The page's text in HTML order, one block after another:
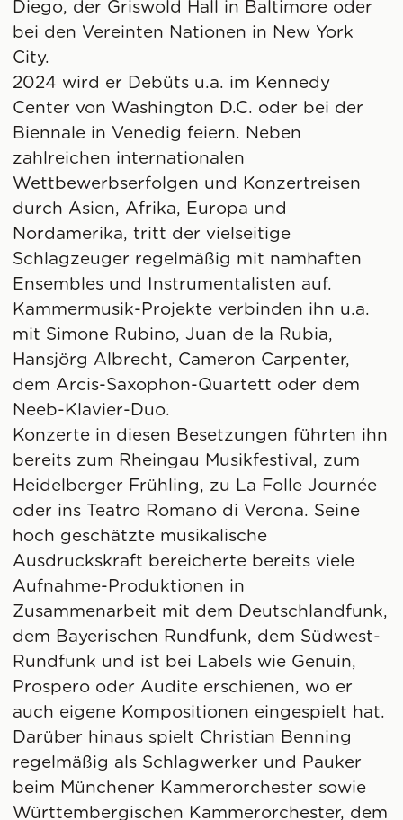
Diego, der Griswold Hall in Baltimore oder
bei den Vereinten Nationen in New York
City.
2024 wird er Debüts u.a. im Kennedy
Center von Washington D.C. oder bei der
Biennale in Venedig feiern. Neben
zahlreichen internationalen
Wettbewerbserfolgen und Konzertreisen
durch Asien, Afrika, Europa und
Nordamerika, tritt der vielseitige
Schlagzeuger regelmäßig mit namhaften
Ensembles und Instrumentalisten auf.
Kammermusik-Projekte verbinden ihn u.a.
mit Simone Rubino, Juan de la Rubia,
Hansjörg Albrecht, Cameron Carpenter,
dem Arcis-Saxophon-Quartett oder dem
Neeb-Klavier-Duo.
Konzerte in diesen Besetzungen führten ihn
bereits zum Rheingau Musikfestival, zum
Heidelberger Frühling, zu La Folle Journée
oder ins Teatro Romano di Verona. Seine
hoch geschätzte musikalische
Ausdruckskraft bereicherte bereits viele
Aufnahme-Produktionen in
Zusammenarbeit mit dem Deutschlandfunk,
dem Bayerischen Rundfunk, dem Südwest-
Rundfunk und ist bei Labels wie Genuin,
Prospero oder Audite erschienen, wo er
auch eigene Kompositionen eingespielt hat.
Darüber hinaus spielt Christian Benning
regelmäßig als Schlagwerker und Pauker
beim Münchener Kammerorchester sowie
Württembergischen Kammerorchester, dem